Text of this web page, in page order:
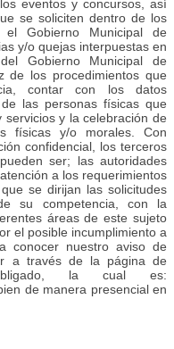
eventos y concursos, así
se soliciten dentro de los
el Gobierno Municipal de
y/o quejas interpuestas en
Gobierno Municipal de
de los procedimientos que
contar con los datos
las personas físicas que
y la celebración de
físicas y/o morales. Con
confidencial, los terceros
ser; las autoridades
a los requerimientos
se dirijan las solicitudes
su competencia, con la
áreas de este sujeto
el posible incumplimiento a
conocer nuestro aviso de
a través de la página de
la cual es:
de manera presencial en